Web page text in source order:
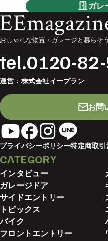
ガレ
おしゃれな物置・ガレージと暮らそう
tel.0120-
運営： 株式会社イープラン
お問
プライバシーポリシー特定商取引
CATEGORY
インタビュー
ガレージドア
サイドエントリー
トピックス
バイク
フロントエントリー